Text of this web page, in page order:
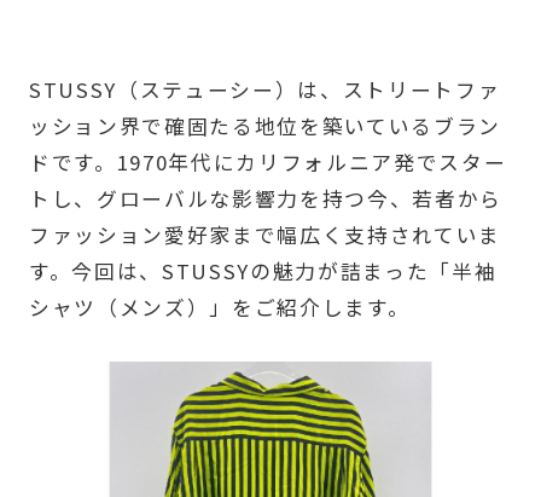
STUSSY（ステューシー）は、ストリートファ
ッション界で確固たる地位を築いているブラン
ドです。1970年代にカリフォルニア発でスター
トし、グローバルな影響力を持つ今、若者から
ファッション愛好家まで幅広く支持されていま
す。今回は、STUSSYの魅力が詰まった「半袖
シャツ（メンズ）」をご紹介します。